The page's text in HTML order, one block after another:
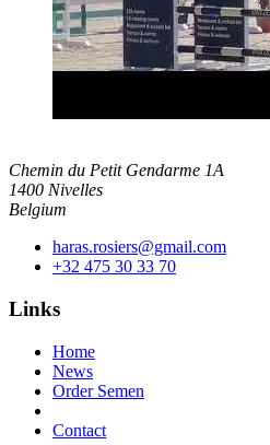
Chemin du Petit Gendarme 1A
1400 Nivelles
Belgium
haras.rosiers@gmail.com
+32 475 30 33 70
Links
Home
News
Order Semen
Contact